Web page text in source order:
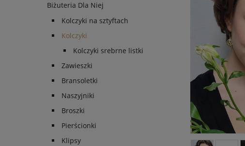
Biżuteria Dla Niej
Kolczyki na sztyftach
Kolczyki
Kolczyki srebrne listki
Zawieszki
Bransoletki
Naszyjniki
Broszki
Pierścionki
Klipsy